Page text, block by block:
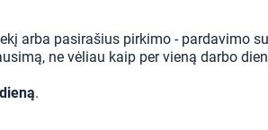
arba pasirašius pirkimo - pardavimo
ne vėliau kaip per vieną darbo
.